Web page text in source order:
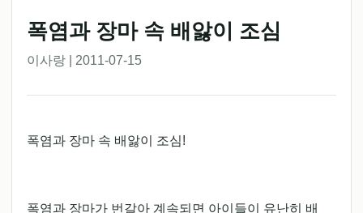
폭염과 장마 속 배앓이 조심
이사랑 | 2011-07-15
폭염과 장마 속 배앓이 조심!
폭염과 장마가 번갈아 계속되면 아이들이 유난히 배